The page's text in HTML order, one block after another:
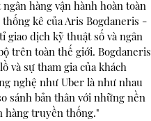
hàng vận hành hoàn toàn
kê của Aris Bogdaneris -
giao dịch kỹ thuật số và ngân
trên toàn thế giới. Bogdaneris
và sự tham gia của khách
nghệ như Uber là như nhau
sánh bản thân với những nền
hàng truyền thống."